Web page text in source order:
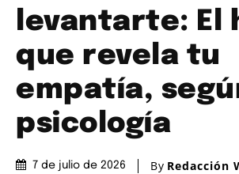
levantarte: El
que revela tu
empatía,
psicología
7 de julio de 2026 By Redacción